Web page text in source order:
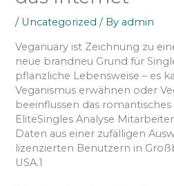
/ Uncategorized / By admin
Veganuary ist Zeichnung zu
neue brandneu Grund für
pflanzliche Lebensweise – es
Veganismus erwähnen oder
beeinflussen das
EliteSingles Analyse
Daten aus einer zufälligen
lizenzierten Benutzern in
USA.1